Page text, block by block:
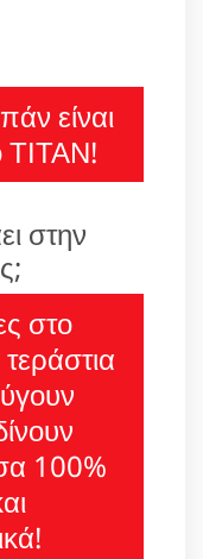
είναι
ΤΙΤΑΝ!
στην
στο
100%